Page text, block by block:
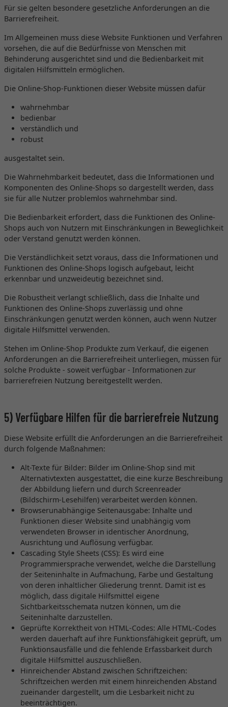
Für sie gelten besondere gesetzliche Anforderungen an die
Barrierefreiheit.
Im Allgemeinen muss diese Website Funktionen und Verfahren
vorsehen, die auf die Bedürfnisse von Menschen mit
Behinderung ausgerichtet sind und die Bedienbarkeit mit
digitalen Hilfsmitteln ermöglichen.
Die Online-Shop-Funktionen dieser Website müssen dafür
wahrnehmbar
bedienbar
verständlich und
robust
ausgestaltet sein.
Die Wahrnehmbarkeit bedeutet, dass die Informationen und
Komponenten des Online-Shops so dargestellt werden, dass
sie für alle Nutzer problemlos wahrnehmbar sind.
Die Bedienbarkeit erfordert, dass die Funktionen des Online-
Shops auch von Nutzern mit Einschränkungen in Beweglichkeit
oder Verstand genutzt werden können.
Die Verständlichkeit setzt voraus, dass die Informationen und
Funktionen des Online-Shops logisch aufgebaut, leicht
erkennbar und unzweideutig bezeichnet sind.
Die Robustheit verlangt schließlich, dass die Inhalte und
Funktionen des Online-Shops zuverlässig und ohne
Einschränkungen genutzt werden können, auch wenn Nutzer
digitale Hilfsmittel verwenden.
Stehen im Online-Shop Produkte zum Verkauf, die eigenen
Anforderungen an die Barrierefreiheit unterliegen, müssen für
solche Produkte - soweit verfügbar - Informationen zur
barrierefreien Nutzung bereitgestellt werden.
5) Verfügbare Hilfen für die barrierefreie Nutzung
Diese Website erfüllt die Anforderungen an die Barrierefreiheit
durch folgende Maßnahmen:
Alt-Texte für Bilder: Bilder im Online-Shop sind mit
Alternativtexten ausgestattet, die eine kurze Beschreibung
der Abbildung liefern und durch Screenreader
(Bildschirm-Lesehilfen) verarbeitet werden können.
Browserunabhängige Seitenausgabe: Inhalte und
Funktionen dieser Website sind unabhängig vom
verwendeten Browser in identischer Anordnung,
Ausrichtung und Auflösung verfügbar.
Cascading Style Sheets (CSS): Es wird eine
Programmiersprache verwendet, welche die Darstellung
der Seiteninhalte in Aufmachung, Farbe und Gestaltung
von deren inhaltlicher Gliederung trennt. Damit ist es
möglich, dass digitale Hilfsmittel eigene
Sichtbarkeitsschemata nutzen können, um die
Seiteninhalte darzustellen.
Geprüfte Korrektheit von HTML-Codes: Alle HTML-Codes
werden dauerhaft auf ihre Funktionsfähigkeit geprüft, um
Funktionsausfälle und die fehlende Erfassbarkeit durch
digitale Hilfsmittel auszuschließen.
Hinreichender Abstand zwischen Schriftzeichen:
Schriftzeichen werden mit einem hinreichenden Abstand
zueinander dargestellt, um die Lesbarkeit nicht zu
beeinträchtigen.